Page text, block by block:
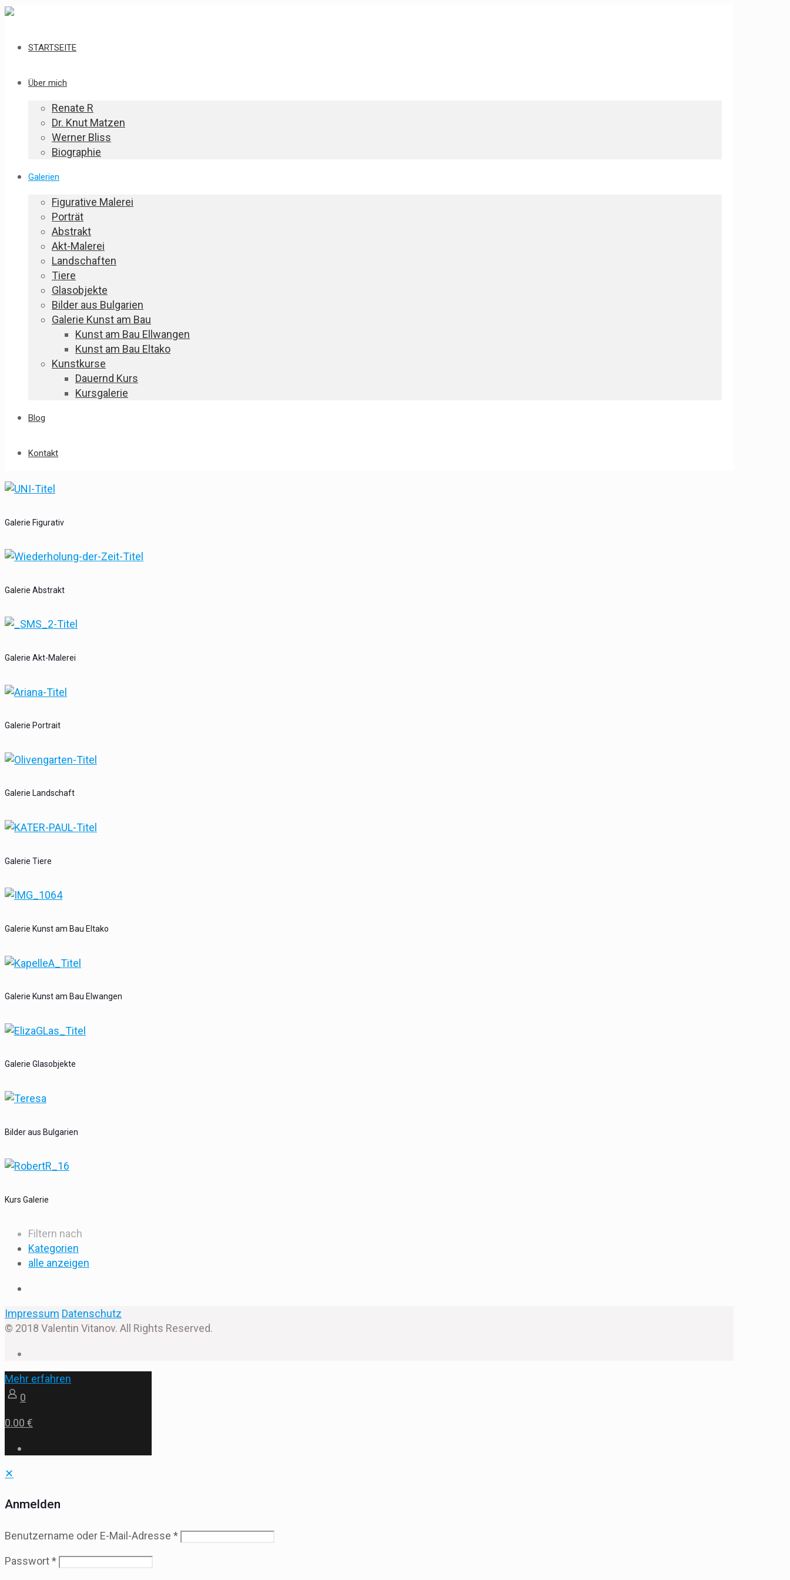
STARTSEITE
Über mich
Renate R
Dr. Knut Matzen
Werner Bliss
Biographie
Galerien
Figurative Malerei
Porträt
Abstrakt
Akt-Malerei
Landschaften
Tiere
Glasobjekte
Bilder aus Bulgarien
Galerie Kunst am Bau
Kunst am Bau Ellwangen
Kunst am Bau Eltako
Kunstkurse
Dauernd Kurs
Kursgalerie
Blog
Kontakt
Galerie Figurativ
Galerie Abstrakt
Galerie Akt-Malerei
Galerie Portrait
Galerie Landschaft
Galerie Tiere
Galerie Kunst am Bau Eltako
Galerie Kunst am Bau Elwangen
Galerie Glasobjekte
Bilder aus Bulgarien
Kurs Galerie
Filtern nach
Kategorien
alle anzeigen
Impressum Datenschutz
© 2018 Valentin Vitanov. All Rights Reserved.
Mehr erfahren
0
0.00 €
✕
Anmelden
Benutzername oder E-Mail-Adresse *
Passwort*